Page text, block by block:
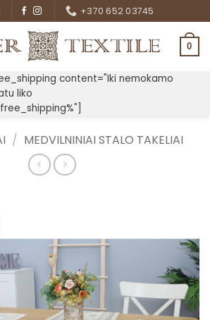
+370 652 03745
0
content="Iki nemokamo
liko
/ MEDVILNINIAI STALO TAKELIAI